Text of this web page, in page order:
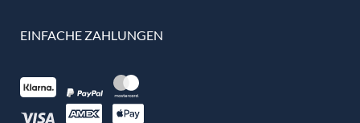
EINFACHE ZAHLUNGEN